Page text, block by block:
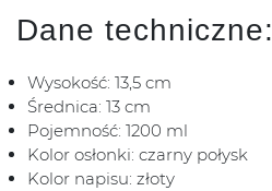
Dane techniczne:
Wysokość: 13,5 cm
Średnica: 13 cm
Pojemność: 1200 ml
Kolor osłonki: czarny połysk
Kolor napisu: złoty